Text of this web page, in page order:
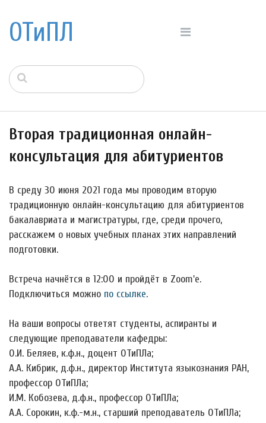
ОТиПЛ
Вторая традиционная онлайн-
консультация для абитуриентов
В среду 30 июня 2021 года мы проводим вторую
традиционную онлайн-консультацию для абитуриентов
бакалавриата и магистратуры, где, среди прочего,
расскажем о новых учебных планах этих направлений
подготовки.
Встреча начнётся в 12:00 и пройдёт в Zoom'е.
Подключиться можно по ссылке.
На ваши вопросы ответят студенты, аспиранты и
следующие преподаватели кафедры:
О.И. Беляев, к.ф.н., доцент ОТиПЛа;
А.А. Кибрик, д.ф.н., директор Института языкознания РАН,
профессор ОТиПЛа;
И.М. Кобозева, д.ф.н., профессор ОТиПЛа;
А.А. Сорокин, к.ф.-м.н., старший преподаватель ОТиПЛа;